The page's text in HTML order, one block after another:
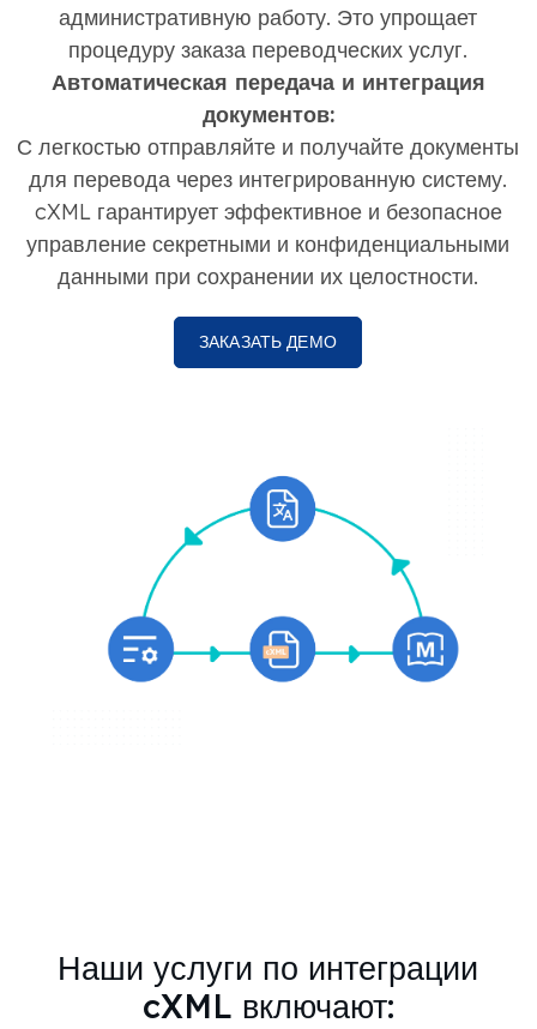
административную работу. Это упрощает
процедуру заказа переводческих услуг.
Автоматическая передача и интеграция
документов:
С легкостью отправляйте и получайте документы
для перевода через интегрированную систему.
cXML гарантирует эффективное и безопасное
управление секретными и конфиденциальными
данными при сохранении их целостности.
ЗАКАЗАТЬ ДЕМО
Наши услуги по интеграции
cXML включают: